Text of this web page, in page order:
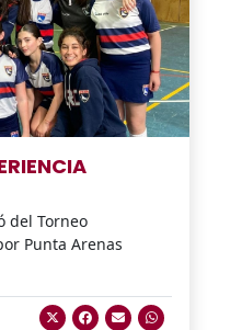
del Torneo
Punta Arenas